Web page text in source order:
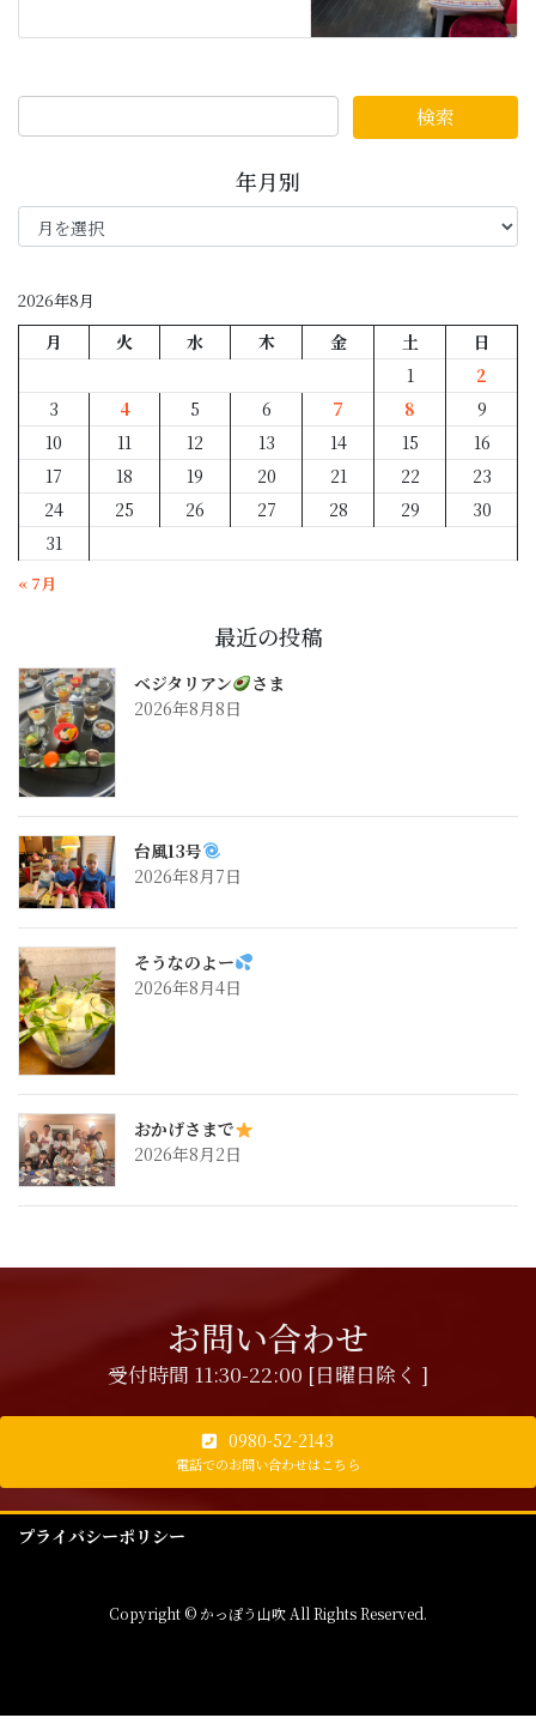
年月別
年
月
2026年8月
月 火 水 木 金 土
日
1
2
3
4 5 6 7 8
9
10
11 12 13 14 15
16
17
18 19 20 21 22
23
24
25 26 27 28 29
30
31
« 7月
最近の投稿
ベジタリアン
さま
2026年8月8日
台風13号
2026年8月7日
そうなのよー
2026年8月4日
おかげさまで
2026年8月2日
お問い合わせ
受付時間 11:30-22:00 [日曜日除く ]
0980-52-2143
電話でのお問い合わせはこちら
プライバシーポリシー
Copyright © かっぽう山吹 All Rights Reserved.